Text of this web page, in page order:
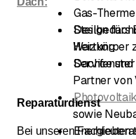
Gas-
Design fürs
Heizkörper
Service
Wartung
Partner von
sowie
Reparaturdienst
Bei unseren Fachleuten